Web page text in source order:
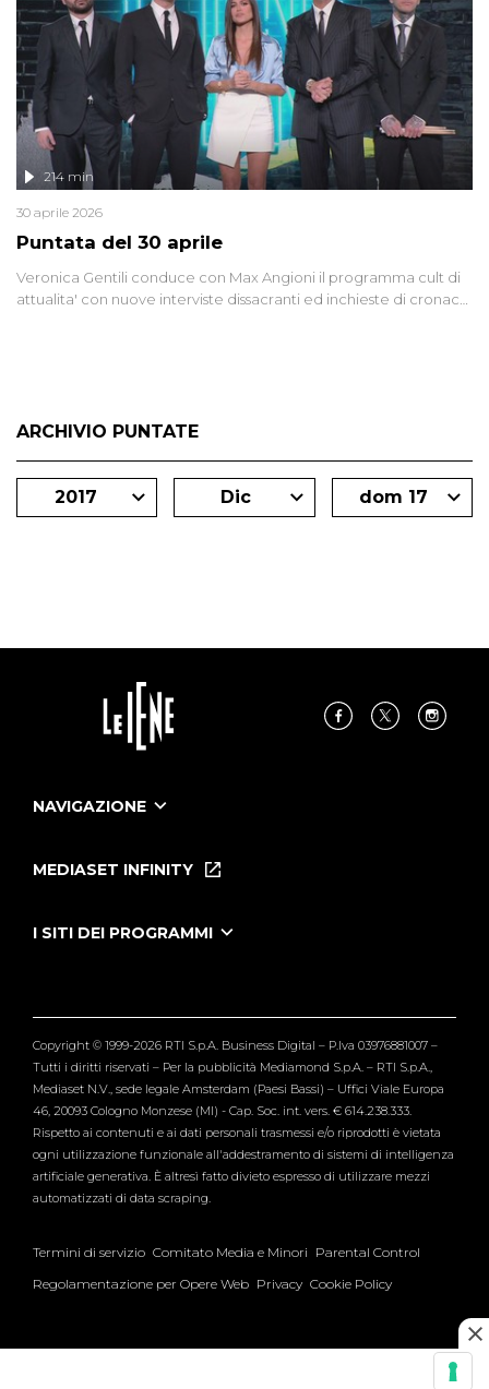
lontano.
Puntata del 30 aprile
214 min
30 aprile 2026
Veronica Gentili conduce con Max Angioni il programma cult di
attualita' con nuove interviste dissacranti ed inchieste di cronaca
ARCHIVIO PUNTATE
2017 Dic dom 17
NAVIGAZIONE
Le Iene Presentano Inside
Tutti i servizi
MEDIASET INFINITY
I SITI DEI PROGRAMMI
Verissimo
Copyright © 1999-2026 RTI S.p.A. Business Digital – P.Iva 03976881007 –
Tutti i diritti riservati – Per la pubblicità Mediamond S.p.A. – RTI S.p.A.,
Mediaset N.V., sede legale Amsterdam (Paesi Bassi) – Uffici Viale Europa
46, 20093 Cologno Monzese (MI) - Cap. Soc. int. vers. € 614.238.333.
Rispetto ai contenuti e ai dati personali trasmessi e/o riprodotti è vietata
ogni utilizzazione funzionale all'addestramento di sistemi di intelligenza
artificiale generativa. È altresì fatto divieto espresso di utilizzare mezzi
automatizzati di data scraping.
Termini di servizio Comitato Media e Minori Parental Control
Regolamentazione per Opere Web Privacy Cookie Policy